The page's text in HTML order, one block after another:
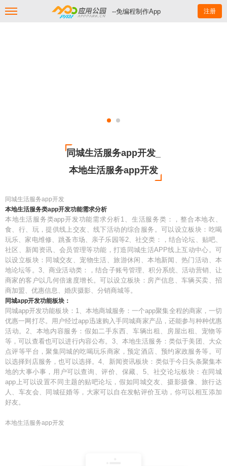
--免编程制作App 注册
同城生活服务app开发_
本地生活服务app开发
同城生活服务app开发
本地生活服务类app开发功能需求分析
本地生活服务类app开发功能需求分析1、生活服务类：，整合本地衣、
食、行、玩，提供线上交友、线下活动的综合服务。可以设立板块：吃喝
玩乐、家电维修、跳蚤市场、亲子乐园等2、社交类：，结合论坛、贴吧、
社区、新闻资讯、会员管理等功能，打造同城生活APP线上互动中心。可
以设立板块：同城交友、宠物生活、旅游休闲、本地新闻、热门活动、本
地论坛等。3、商业活动类：，结合子账号管理、积分系统、活动营销、让
商家的客户以几何倍速度增长。可以设立板块：房产信息、车辆买卖、招
商加盟、优惠信息、婚庆摄影、分销商城等。
同城app开发功能板块：
同城app开发功能板块：1、本地商城服务：一个app聚集全程的商家，一切
优惠一网打尽。用户经过app迅速购入手同城商家产品，还能参与种种优惠
活动。2、本地内容服务：假如二手东西、车辆出租、房屋出租、宠物等
等，可以查看也可以进行内容公布。3、本地生活服务：类似于美团、大众
点评等平台，聚集同城的吃喝玩乐商家，预定酒店、预约家政服务等。可
以选择到店服务，也可以选择。4、新闻资讯板块：类似于今日头条聚集本
地的大事小事，用户可以查询、评价、保藏、5、社交论坛板块：在同城
app上可以设置不同主题的贴吧论坛，假如同城交友、摄影摄像、旅行达
人、车友会、同城征婚等，大家可以自在发帖评价互动，你可以相互添加
好友。
本地生活服务app开发